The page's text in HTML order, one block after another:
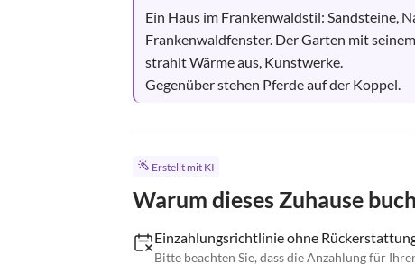
Ein Haus im Frankenwaldstil: Sandsteine,
Frankenwaldfenster. Der Garten mit
strahlt Wärme aus, Kunstwerke.
Gegenüber stehen Pferde auf der Koppel.
Erstellt mit KI
Warum dieses Zuhause
Einzahlungsrichtlinie ohne
Bitte beachten Sie, dass die Anzahlung für